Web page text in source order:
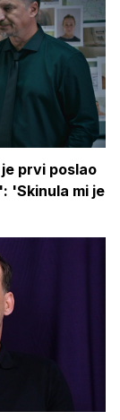
prvi poslao
'Skinula mi je